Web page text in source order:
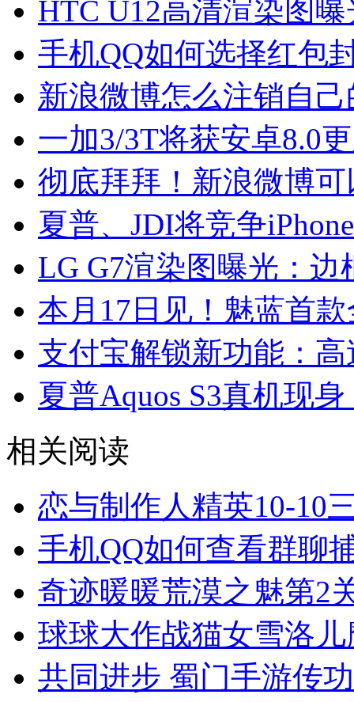
HTC U12高清渲染图
手机QQ如何选择红包
新浪微博怎么注销自
一加3/3T将获安卓8.0
彻底拜拜！新浪微博
夏普、JDI将竞争
LG G7渲染图曝光：
本月17日见！魅蓝首
支付宝解锁新功能：
夏普Aquos S3真机现
相关阅读
恋与制作人精英10-10
手机QQ如何查看群聊
奇迹暖暖荒漠之魅第2
球球大作战猫女雪洛
共同进步 蜀门手游传